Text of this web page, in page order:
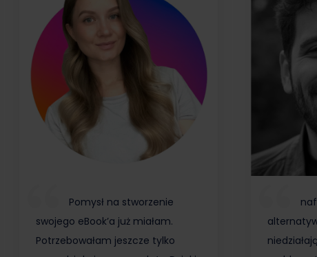
Pomysł na stworzenie
swojego eBook’a już miałam.
Potrzebowałam jeszcze tylko